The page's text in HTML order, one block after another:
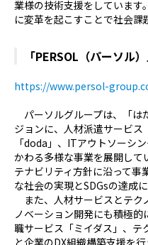
業様の技術支援をしていま
に変革を起こすことで社会課
「PERSOL（パーソル
https://www.persol-
パーソルグループは、「は
ジョンに、人材派遣サービ
「doda」、ITアウトソーシ
かわる多様な事業を展開して
テナビリティ方針に沿って事
な社会の実現とSDGsの達成
また、人材サービスとテク
ノベーション開発にも積極
職サービス「ミイダス」、テ
と企業のDX組織構築支援を